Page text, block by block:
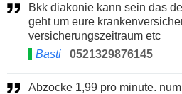
Bkk diakonie kann sein das der anruf unangenehm ist. es
geht um eure
versicherungszeitraum etc
Basti
0521329876145
Abzocke 1,99 pro minute.